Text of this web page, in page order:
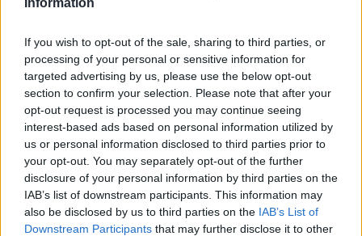
If you wish to opt-out of the sale, sharing to third parties, or
processing of your personal or sensitive information for
targeted advertising by us, please use the below opt-out
section to confirm your selection. Please note that after your
opt-out request is processed you may continue seeing
interest-based ads based on personal information utilized by
us or personal information disclosed to third parties prior to
your opt-out. You may separately opt-out of the further
disclosure of your personal information by third parties on the
IAB’s list of downstream participants. This information may
also be disclosed by us to third parties on the IAB’s List of
Downstream Participants that may further disclose it to other
769 €